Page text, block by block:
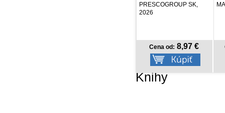
MAFRA Slovakia ..., 2026
Cena od:10,42 €
Knihy